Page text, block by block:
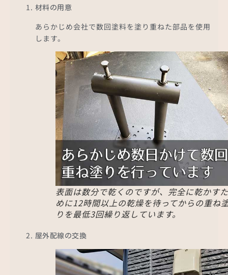
材料の用意
あらかじめ会社で数回塗料を塗り重ねた部品を使用
します。
表面は数分で乾くのですが、完全に乾かすた
めに12時間以上の乾燥を待ってからの重ね
りを最低3回繰り返しています。
屋外配線の交換